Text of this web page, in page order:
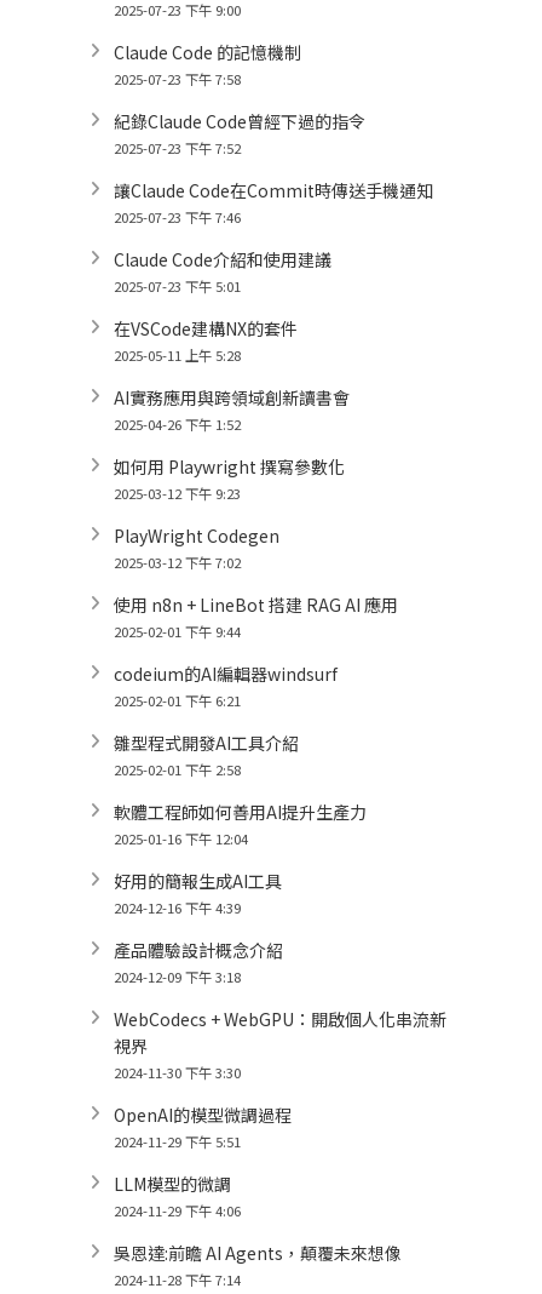
2025-07-23 下午 9:00
Claude Code 的記憶機制
2025-07-23 下午 7:58
紀錄Claude Code曾經下過的指令
2025-07-23 下午 7:52
讓Claude Code在Commit時傳送手機通知
2025-07-23 下午 7:46
Claude Code介紹和使用建議
2025-07-23 下午 5:01
在VSCode建構NX的套件
2025-05-11 上午 5:28
AI實務應用與跨領域創新讀書會
2025-04-26 下午 1:52
如何用 Playwright 撰寫參數化
2025-03-12 下午 9:23
PlayWright Codegen
2025-03-12 下午 7:02
使用 n8n + LineBot 搭建 RAG AI 應用
2025-02-01 下午 9:44
codeium的AI編輯器windsurf
2025-02-01 下午 6:21
雛型程式開發AI工具介紹
2025-02-01 下午 2:58
軟體工程師如何善用AI提升生產力
2025-01-16 下午 12:04
好用的簡報生成AI工具
2024-12-16 下午 4:39
產品體驗設計概念介紹
2024-12-09 下午 3:18
WebCodecs + WebGPU：開啟個人化串流新
視界
2024-11-30 下午 3:30
OpenAI的模型微調過程
2024-11-29 下午 5:51
LLM模型的微調
2024-11-29 下午 4:06
吳恩達:前瞻 AI Agents，顛覆未來想像
2024-11-28 下午 7:14